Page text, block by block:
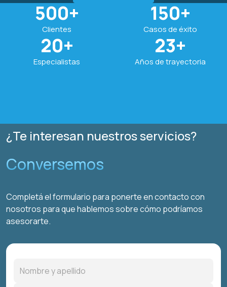
500+
Clientes
150+
Casos de éxito
20+
Especialistas
23+
Años de trayectoria
¿Te interesan nuestros servicios?
Conversemos
Completá el formulario para ponerte en contacto con
nosotros para que hablemos sobre cómo podríamos
asesorarte.